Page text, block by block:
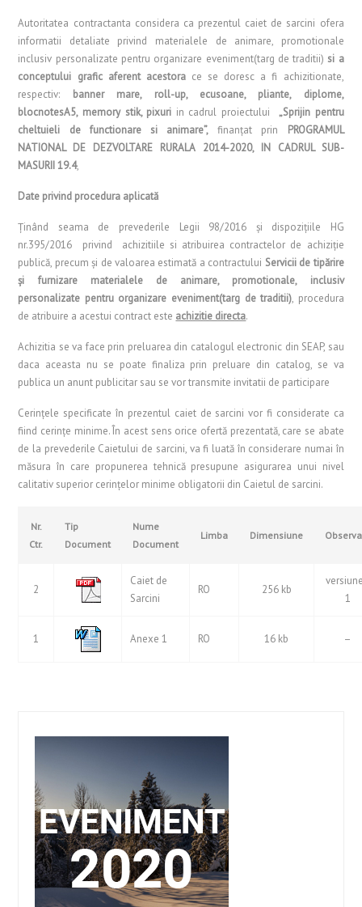
Autoritatea contractanta considera ca prezentul caiet de sarcini ofera
informatii detaliate privind materialele de animare, promotionale
inclusiv personalizate pentru organizare eveniment(targ de traditii) si a
conceptului grafic aferent acestorace se doresc a fi achizitionate,
respectiv: banner mare, roll-up, ecusoane, pliante, diplome,
blocnotesA5, memory stik, pixuri in cadrul proiectului„Sprijin pentru
cheltuieli de functionare si animare”, finanţat prin PROGRAMUL
NATIONAL DE DEZVOLTARE RURALA 2014-2020, IN CADRUL SUB-
MASURII 19.4,
Date privind procedura aplicată
Ţinând seama de prevederile Legii 98/2016 şi dispoziţiile HG
nr.395/2016 privind achizitiile si atribuirea contractelor de achiziţie
publică, precum şi de valoarea estimată a contractului Servicii de tipărire
și furnizare materialele de animare, promotionale, inclusiv
personalizate pentru organizare eveniment(targ de traditii), procedura
de atribuire a acestui contract este achizitie directa.
Achizitia se va face prin preluarea din catalogul electronic din SEAP, sau
daca aceasta nu se poate finaliza prin preluare din catalog, se va
publica un anunt publicitar sau se vor transmite invitatii de participare
Cerinţele specificate în prezentul caiet de sarcini vor fi considerate ca
fiind cerințe minime. În acest sens orice ofertă prezentată, care se abate
de la prevederile Caietului de sarcini, va fi luată în considerare numai în
măsura în care propunerea tehnică presupune asigurarea unui nivel
calitativ superior cerinţelor minime obligatorii din Caietul de sarcini.
Nr.
Ctr.
Tip
Document
Nume
Document
Limba Dimensiune
2
Caiet de
Sarcini
RO 256 kb
1
1 Anexe 1 RO 16 kb –